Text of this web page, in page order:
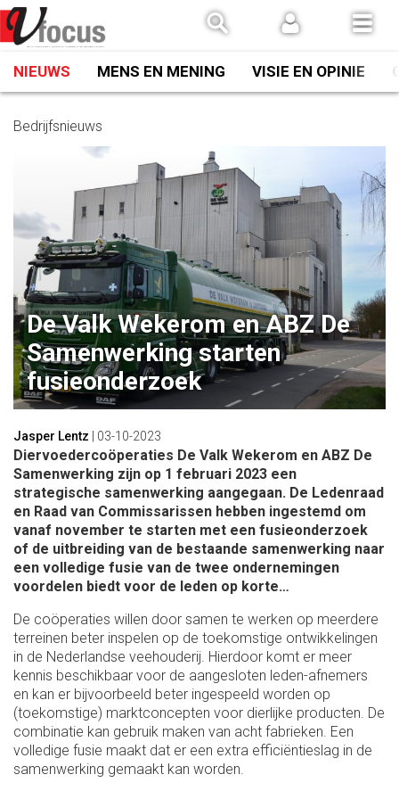
Spring
naar
inhoud
NIEUWS MENS EN MENING VISIE EN OPINIE
Bedrijfsnieuws
De Valk Wekerom en ABZ De
Samenwerking starten
fusieonderzoek
Jasper Lentz 03-10-2023
Diervoedercoöperaties De Valk Wekerom en ABZ De
Samenwerking zijn op 1 februari 2023 een
strategische samenwerking aangegaan. De Ledenraad
en Raad van Commissarissen hebben ingestemd om
vanaf november te starten met een fusieonderzoek
of de uitbreiding van de bestaande samenwerking naar
een volledige fusie van de twee ondernemingen
voordelen biedt voor de leden op korte…
De coöperaties willen door samen te werken op meerdere
terreinen beter inspelen op de toekomstige ontwikkelingen
in de Nederlandse veehouderij. Hierdoor komt er meer
kennis beschikbaar voor de aangesloten leden-afnemers
en kan er bijvoorbeeld beter ingespeeld worden op
(toekomstige) marktconcepten voor dierlijke producten. De
combinatie kan gebruik maken van acht fabrieken. Een
volledige fusie maakt dat er een extra efficiëntieslag in de
samenwerking gemaakt kan worden.